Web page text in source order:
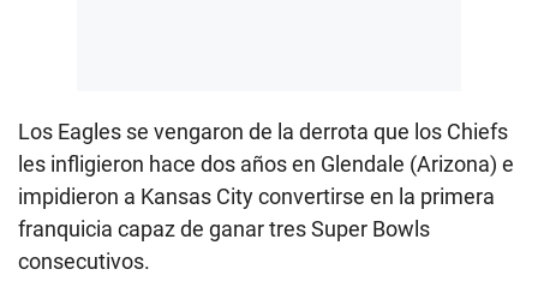
Los Eagles se vengaron de la derrota que los Chiefs
les infligieron hace dos años en Glendale (Arizona) e
impidieron a Kansas City convertirse en la primera
franquicia capaz de ganar tres Super Bowls
consecutivos.